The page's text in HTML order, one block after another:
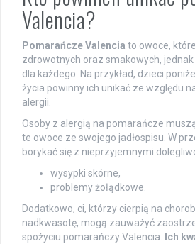
Valencia?
Pomarańcze Valencia to owoce,
zdrowotnych oraz smakowych,
dla każdego. Na przykład, dzieci
życia powinny ich unikać ze względu
alergii.
Osoby z alergią na pomarańcze
te owoce ze swojego jadłospisu. W
borykać się z nieprzyjemnymi
wysypki skórne,
problemy żołądkowe.
Dodatkowo, ci, którzy cierpią na
nadkwasotę, mogą zauważyć
spożyciu pomarańczy Valencia.
Ich